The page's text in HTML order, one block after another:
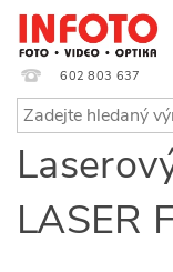
602 803 637
LASER